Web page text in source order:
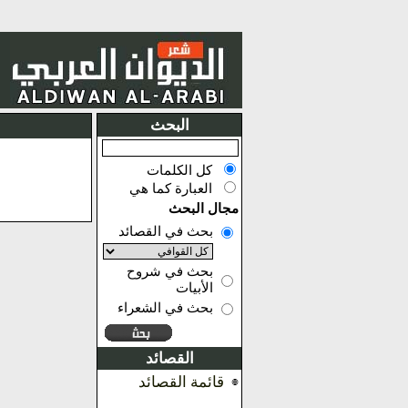
البحث
كل الكلمات
العبارة كما هي
مجال البحث
بحث في القصائد
بحث في شروح
الأبيات
بحث في الشعراء
القصائد
قائمة القصائد